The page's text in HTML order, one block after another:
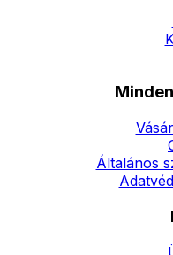
Általános